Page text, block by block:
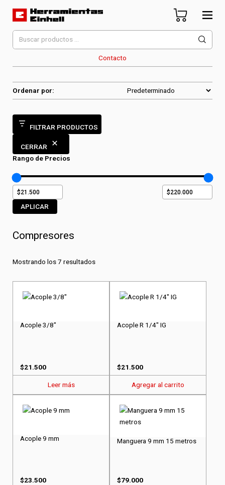
Herramientas Einhell
Distribuidor Oficial
Contacto
Buscar
por:
Compresores
Mostrando los 7 resultados
Acople 3/8"
$21.500
Leer más
Acople R 1/4" IG
$21.500
Agregar al carrito
Acople 9 mm
$23.500
Manguera 9 mm 15 metros
$79.000
Ordenar por:
FILTRAR PRODUCTOS
CERRAR
Rango de Precios
APLICAR